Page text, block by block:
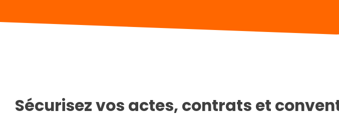
Sécurisez vos actes, contrats et